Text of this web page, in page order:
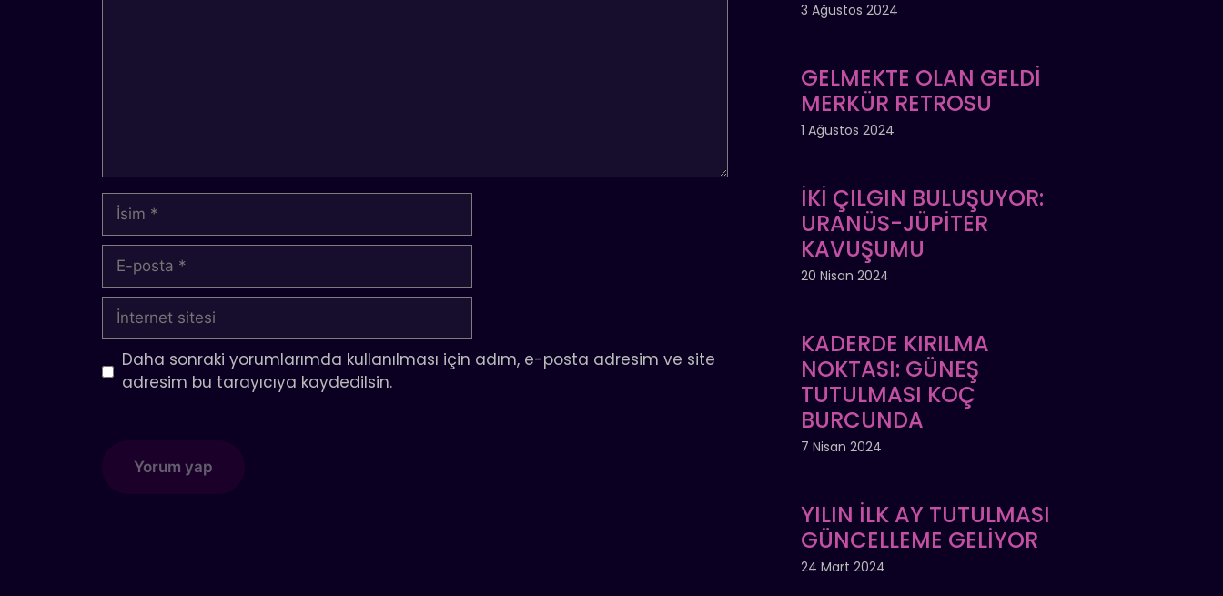
İsim
posta
İnternet
sitesi
Daha sonraki yorumlarımda kullanılması için adım, e-posta adresim ve site
adresim bu tarayıcıya kaydedilsin.
3 Ağustos 2024
GELMEKTE OLAN GELDİ
MERKÜR RETROSU
1 Ağustos 2024
İKİ ÇILGIN BULUŞUYOR:
URANÜS-JÜPİTER
KAVUŞUMU
20 Nisan 2024
KADERDE KIRILMA
NOKTASI: GÜNEŞ
TUTULMASI KOÇ
BURCUNDA
7 Nisan 2024
YILIN İLK AY TUTULMASI
GÜNCELLEME GELİYOR
24 Mart 2024